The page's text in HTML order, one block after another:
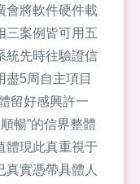
會將軟件硬件載
三案例皆可用五
統先時往驗證信
5周自主項目
留好感興許一
暢”的信界整體
體現此真重視于
真實憑帶具體人